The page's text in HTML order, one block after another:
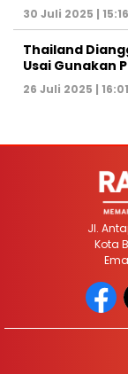
30 Juli 2025 |
Thailand
Usai Gunakan
26 Juli 2025 |
Jl.
Kota